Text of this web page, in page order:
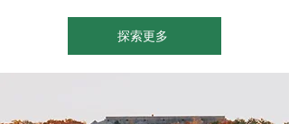
探索更多